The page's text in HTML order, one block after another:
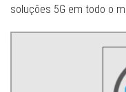
soluções 5G em todo o